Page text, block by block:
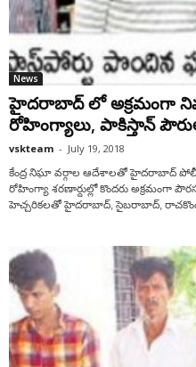
News
హైదరాబాద్ లో అక్రమంగా
రోహింగ్యాలు, పాకిస్తాన్
vskteam - July 19, 2018
కేంద్ర నిఘా వర్గాల ఆదేశాలతో హైదరాబాద్
రోహింగ్యా శరణార్దుల్లో కొందరు అక్రమంగా
హెచ్చరికలతో హైదరాబాద్, సైబరాబాద్,